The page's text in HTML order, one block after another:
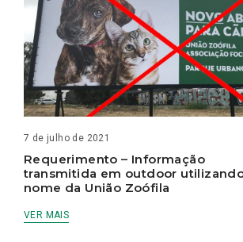
7 de julho de 2021
Requerimento – Informação
transmitida em outdoor
nome da União Zoófila
VER MAIS